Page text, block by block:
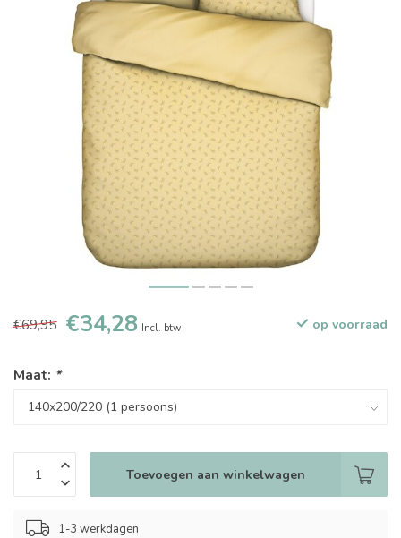
€69,95 €34,28 Incl. btw op voorraad
Maat: *
Toevoegen aan winkelwagen
1-3 werkdagen